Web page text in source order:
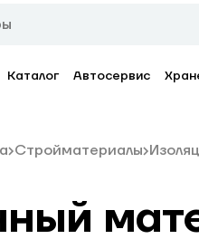
Каталог Автосервис
Стройматериалы